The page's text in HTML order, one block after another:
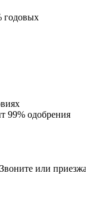
годовых
99% одобрения
или